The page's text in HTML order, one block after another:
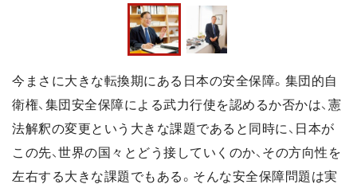
今まさに大きな転換期にある日本の安全保障。集団的自
衛権、集団安全保障による武力行使を認めるか否かは、憲
法解釈の変更という大きな課題であると同時に、日本が
この先、世界の国々とどう接していくのか、その方向性を
左右する大きな課題でもある。そんな安全保障問題は実